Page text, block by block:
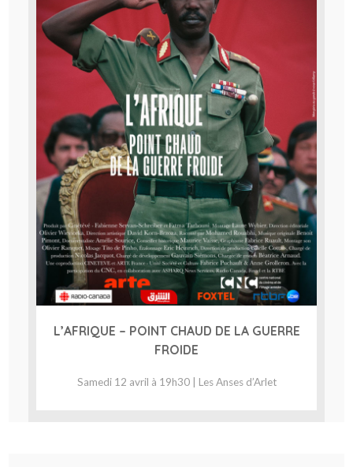
L’AFRIQUE – POINT CHAUD DE LA GUERRE
FROIDE
Samedi 12 avril à 19h30 | Les Anses d’Arlet